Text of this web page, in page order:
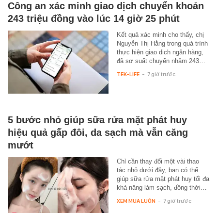
Công an xác minh giao dịch chuyển khoản
243 triệu đồng vào lúc 14 giờ 25 phút
Kết quả xác minh cho thấy, chị
Nguyễn Thị Hằng trong quá trình
thực hiện giao dịch ngân hàng,
đã sơ suất chuyển nhầm 243…
TEK-LIFE - 7 giờ trước
5 bước nhỏ giúp sữa rửa mặt phát huy
hiệu quả gấp đôi, da sạch mà vẫn căng
mướt
Chỉ cần thay đổi một vài thao
tác nhỏ dưới đây, bạn có thể
giúp sữa rửa mặt phát huy tối đa
khả năng làm sạch, đồng thời…
XEM MUA LUÔN - 7 giờ trước